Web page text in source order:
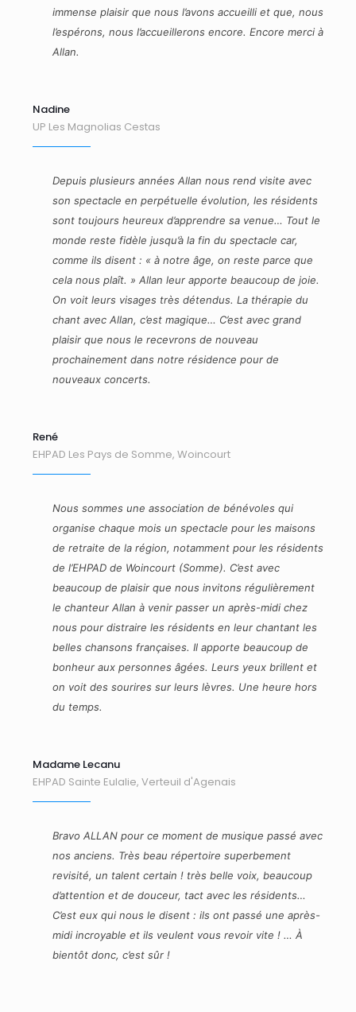
immense plaisir que nous l’avons accueilli et que, nous
l’espérons, nous l’accueillerons encore. Encore merci à
Allan.
Nadine
UP Les Magnolias Cestas
Depuis plusieurs années Allan nous rend visite avec
son spectacle en perpétuelle évolution, les résidents
sont toujours heureux d’apprendre sa venue… Tout le
monde reste fidèle jusqu’à la fin du spectacle car,
comme ils disent : « à notre âge, on reste parce que
cela nous plaît. » Allan leur apporte beaucoup de joie.
On voit leurs visages très détendus. La thérapie du
chant avec Allan, c’est magique… C’est avec grand
plaisir que nous le recevrons de nouveau
prochainement dans notre résidence pour de
nouveaux concerts.
René
EHPAD Les Pays de Somme, Woincourt
Nous sommes une association de bénévoles qui
organise chaque mois un spectacle pour les maisons
de retraite de la région, notamment pour les résidents
de l’EHPAD de Woincourt (Somme). C’est avec
beaucoup de plaisir que nous invitons régulièrement
le chanteur Allan à venir passer un après-midi chez
nous pour distraire les résidents en leur chantant les
belles chansons françaises. Il apporte beaucoup de
bonheur aux personnes âgées. Leurs yeux brillent et
on voit des sourires sur leurs lèvres. Une heure hors
du temps.
Madame Lecanu
EHPAD Sainte Eulalie, Verteuil d'Agenais
Bravo ALLAN pour ce moment de musique passé avec
nos anciens. Très beau répertoire superbement
revisité, un talent certain ! très belle voix, beaucoup
d’attention et de douceur, tact avec les résidents…
C’est eux qui nous le disent : ils ont passé une après-
midi incroyable et ils veulent vous revoir vite ! … À
bientôt donc, c’est sûr !